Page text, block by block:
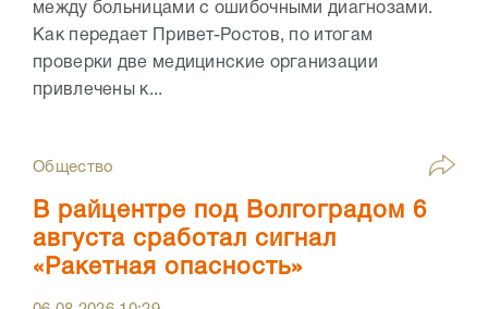
между больницами с ошибочными диагнозами.
Как передает Привет-Ростов, по итогам
проверки две медицинские организации
привлечены к...
Общество
В райцентре под Волгоградом 6
августа сработал сигнал
«Ракетная опасность»